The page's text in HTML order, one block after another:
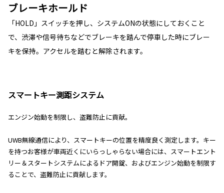
ブレーキホールド
「HOLD」スイッチを押し、システムONの状態にしておくこと
で、渋滞や信号待ちなどでブレーキを踏んで停車した時にブレー
キを保持。アクセルを踏むと解除されます。
スマートキー測距システム
エンジン始動を制限し、盗難防止に貢献。
UWB無線通信により、スマートキーの位置を精度良く測定します。キー
を持つお客様が車両近くにいらっしゃらない場合には、スマートエント
リー＆スタートシステムによるドア開錠、およびエンジン始動を制限す
ることで、盗難防止に貢献します。